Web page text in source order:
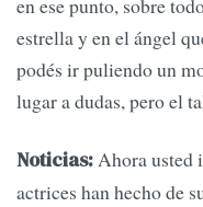
en ese punto, sobre
estrella y en el ángel
podés ir puliendo un
lugar a dudas, pero el
Noticias:Ahora usted
actrices han hecho de